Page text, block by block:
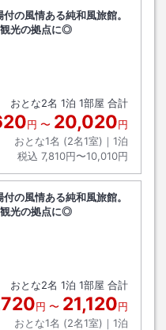
の風情ある純和風旅館。
観光の拠点に◎
おとな2名 1泊 1部屋 合計
円 〜 20,020円
おとな1名 (2名1室)｜ 1泊
税込 7,810円〜10,010円
の風情ある純和風旅館。
観光の拠点に◎
おとな2名 1泊 1部屋 合計
円 〜 21,120円
おとな1名 (2名1室)｜ 1泊